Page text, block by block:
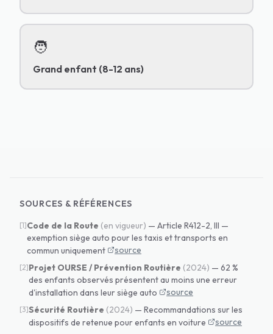
🧑
Grand enfant (8-12 ans)
SOURCES & RÉFÉRENCES
[1]Code de la Route (en vigueur) — Article R412-2, III —
exemption siège auto pour les taxis et transports en
commun uniquement
source
[2]Projet OURSE / Prévention Routière (2024) — 62 %
des enfants observés présentent au moins une erreur
d'installation dans leur siège auto
source
[3]Sécurité Routière (2024) — Recommandations sur les
dispositifs de retenue pour enfants en voiture
source